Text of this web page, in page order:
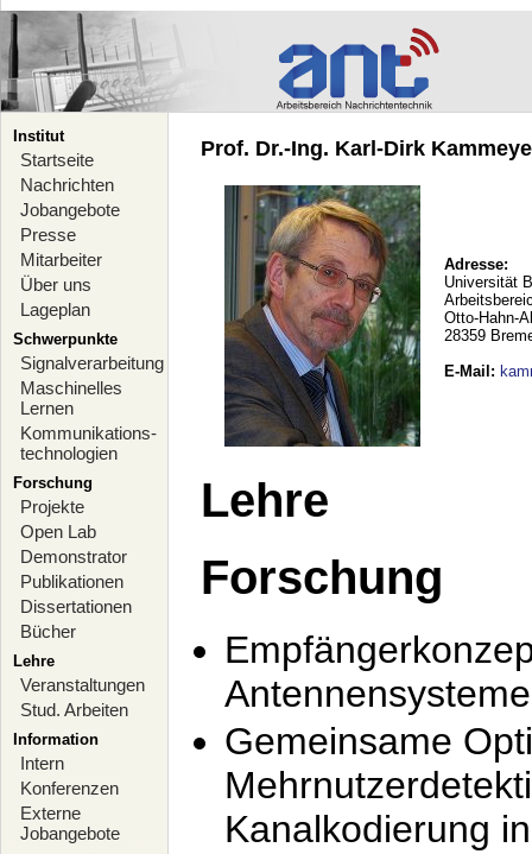
Institut
Startseite
Nachrichten
Jobangebote
Presse
Mitarbeiter
Über uns
Lageplan
Schwerpunkte
Signalverarbeitung
Maschinelles
Lernen
Kommunikations-
technologien
Forschung
Projekte
Open Lab
Demonstrator
Publikationen
Dissertationen
Bücher
Lehre
Veranstaltungen
Stud. Arbeiten
Information
Intern
Konferenzen
Externe
Jobangebote
Prof. Dr.-Ing. Karl-Dirk
Adresse:
Universität
Otto-Hahn-
28359
E-Mail :
Lehre
Forschung
Antennensysteme
Gemeinsame
Kanalkodierung